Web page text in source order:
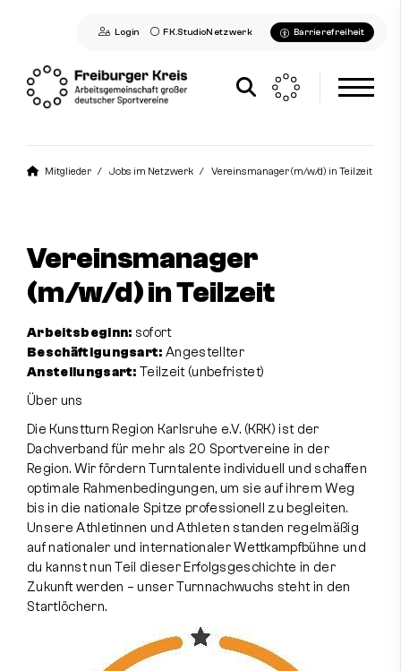
Login FK.StudioNetzwerk Barrierefreiheit
Mitglieder Jobs im Netzwerk Vereinsmanager (m/w/d) in Teilzeit
Vereinsmanager
(m/w/d) in Teilzeit
Arbeitsbeginn: sofort
Beschäftigungsart: Angestellter
Anstellungsart: Teilzeit (unbefristet)
Über uns
Die Kunstturn Region Karlsruhe e.V. (KRK) ist der
Dachverband für mehr als 20 Sportvereine in der
Region. Wir fördern Turntalente individuell und schaffen
optimale Rahmenbedingungen, um sie auf ihrem Weg
bis in die nationale Spitze professionell zu begleiten.
Unsere Athletinnen und Athleten standen regelmäßig
auf nationaler und internationaler Wettkampfbühne und
du kannst nun Teil dieser Erfolgsgeschichte in der
Zukunft werden – unser Turnnachwuchs steht in den
Startlöchern.
Aktuelles
Mitglieder
Mitgliedsvereine
Jobs im Netzwerk
Kontakt
Kontakt aufnehmen
Instagram Facebook